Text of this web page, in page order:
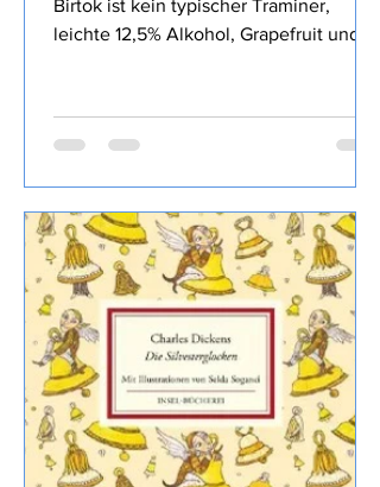
Der Pannon Gewürztraminer von Tűzkő
habe ich den Wein bei Svinando.